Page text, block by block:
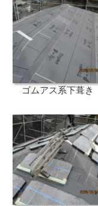
ゴムアス系下葺き